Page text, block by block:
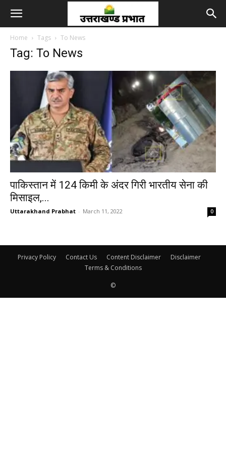
Home Tags To News
Tag: To News
पाकिस्तान में 124 किमी के अंदर गिरी भारतीय सेना की
मिसाइल,...
Uttarakhand Prabhat - March 11, 2022 0
Privacy Policy Contact Us Content Disclaimer
Disclaimer
Terms & Conditions
©